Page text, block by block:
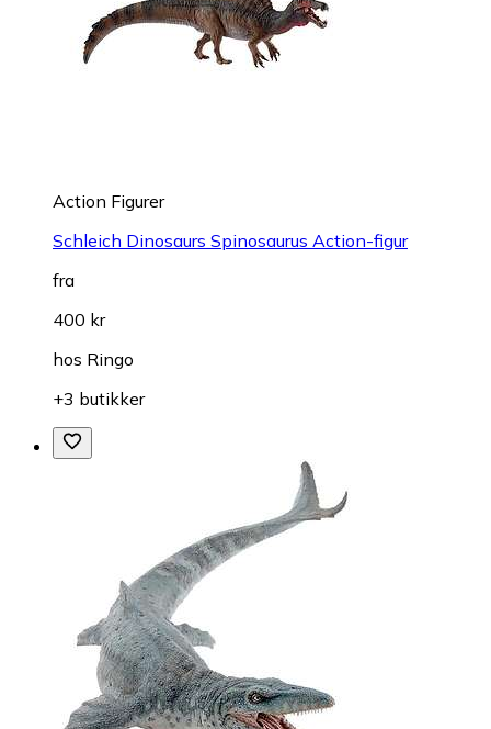
Action Figurer
Schleich Dinosaurs Spinosaurus Action-figur
fra
400 kr
hos Ringo
+3 butikker